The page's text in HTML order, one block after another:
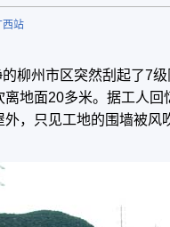
西站
柳州市区突然刮起了7
地面20多米。据工人回
，只见工地的围墙被风